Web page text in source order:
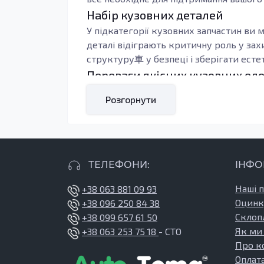
Набір кузовних деталей
У підкатегорії кузовних запчастин
деталі відіграють критичну роль у
структуру車 у безпеці і зберігати
Переваги якісних кузовних
конструкції автомобіля та
захист від корозії та зносу, що
елементах є гарантією того, що ваш
Сервіс і переваги покупки на
Купуючи запчастини в нашому
2010), але й гарантію якості. Ми
консультацій щодо вибору запчастин.
вибором для ваших потреб. Більше
Розгорнути
ТЕЛЕФОНИ:
+38 063 881 09 93
+38 096 250 84 38
+38 099 657 61 50
+38 063 253 75 18 - СТО
Наші
Як ми
Про